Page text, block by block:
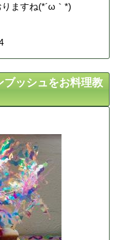
ますね(*´ω｀*)
ッシュをお料理教